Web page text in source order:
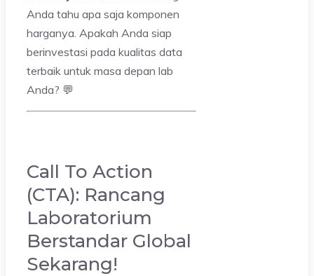
Anda tahu apa saja komponen
harganya. Apakah Anda siap
berinvestasi pada kualitas data
terbaik untuk masa depan lab
Anda? 💬
Call To Action
(CTA): Rancang
Laboratorium
Berstandar Global
Sekarang!